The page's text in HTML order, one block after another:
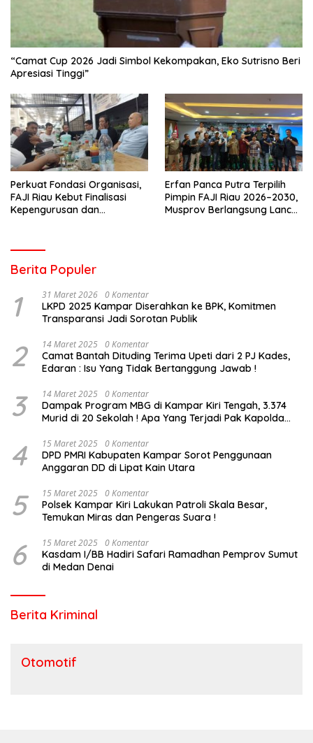
“Camat Cup 2026 Jadi Simbol Kekompakan, Eko Sutrisno Beri
Apresiasi Tinggi”
Perkuat Fondasi Organisasi,
FAJI Riau Kebut Finalisasi
Kepengurusan dan
Erfan Panca Putra Terpilih
Pimpin FAJI Riau 2026–2030,
Musprov Berlangsung Lancar
Berita Populer
1 31 Maret 2026 0 Komentar
LKPD 2025 Kampar Diserahkan ke BPK, Komitmen
Transparansi Jadi Sorotan Publik
2 14 Maret 2025 0 Komentar
Camat Bantah Dituding Terima Upeti dari 2 PJ Kades,
Edaran : Isu Yang Tidak Bertanggung Jawab !
3 14 Maret 2025 0 Komentar
Dampak Program MBG di Kampar Kiri Tengah, 3.374
Murid di 20 Sekolah ! Apa Yang Terjadi Pak Kapolda
4 15 Maret 2025 0 Komentar
DPD PMRI Kabupaten Kampar Sorot Penggunaan
Anggaran DD di Lipat Kain Utara
5 15 Maret 2025 0 Komentar
Polsek Kampar Kiri Lakukan Patroli Skala Besar,
Temukan Miras dan Pengeras Suara !
6 15 Maret 2025 0 Komentar
Kasdam I/BB Hadiri Safari Ramadhan Pemprov Sumut
di Medan Denai
Berita Kriminal
Otomotif